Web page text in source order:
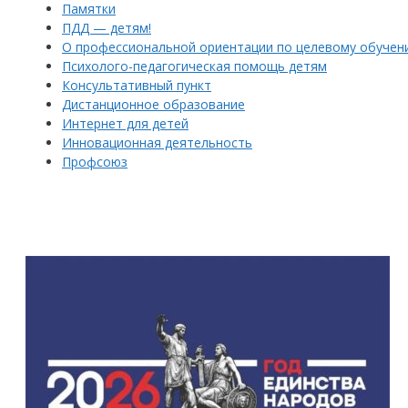
Памятки
ПДД — детям!
О профессиональной ориентации по целевому
Психолого-педагогическая помощь детям
Консультативный пункт
Дистанционное образование
Интернет для детей
Инновационная деятельность
Профсоюз